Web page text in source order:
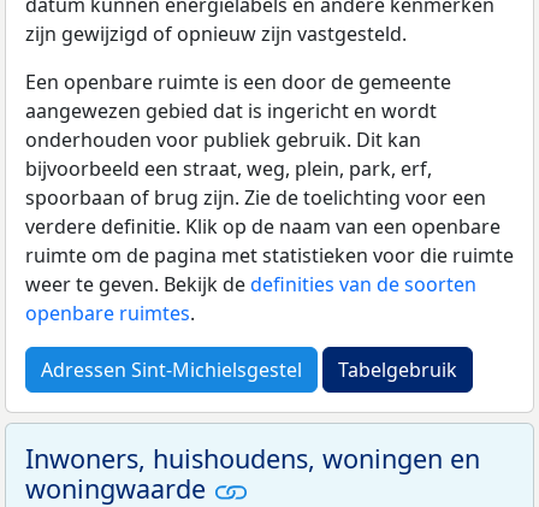
zijn gewijzigd of opnieuw zijn vastgesteld.
Een openbare ruimte is een door de gemeente
aangewezen gebied dat is ingericht en wordt
onderhouden voor publiek gebruik. Dit kan
bijvoorbeeld een straat, weg, plein, park, erf,
spoorbaan of brug zijn. Zie de toelichting voor een
verdere definitie. Klik op de naam van een openbare
ruimte om de pagina met statistieken voor die ruimte
weer te geven. Bekijk dedefinities van de soorten
openbare ruimtes.
Adressen Sint-Michielsgestel Tabelgebruik
Inwoners, huishoudens, woningen en
woningwaarde